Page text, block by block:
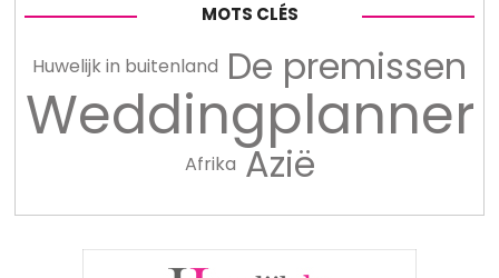
MOTS CLÉS
Huwelijk in buitenland De premissen
Weddingplanner
Afrika Azië